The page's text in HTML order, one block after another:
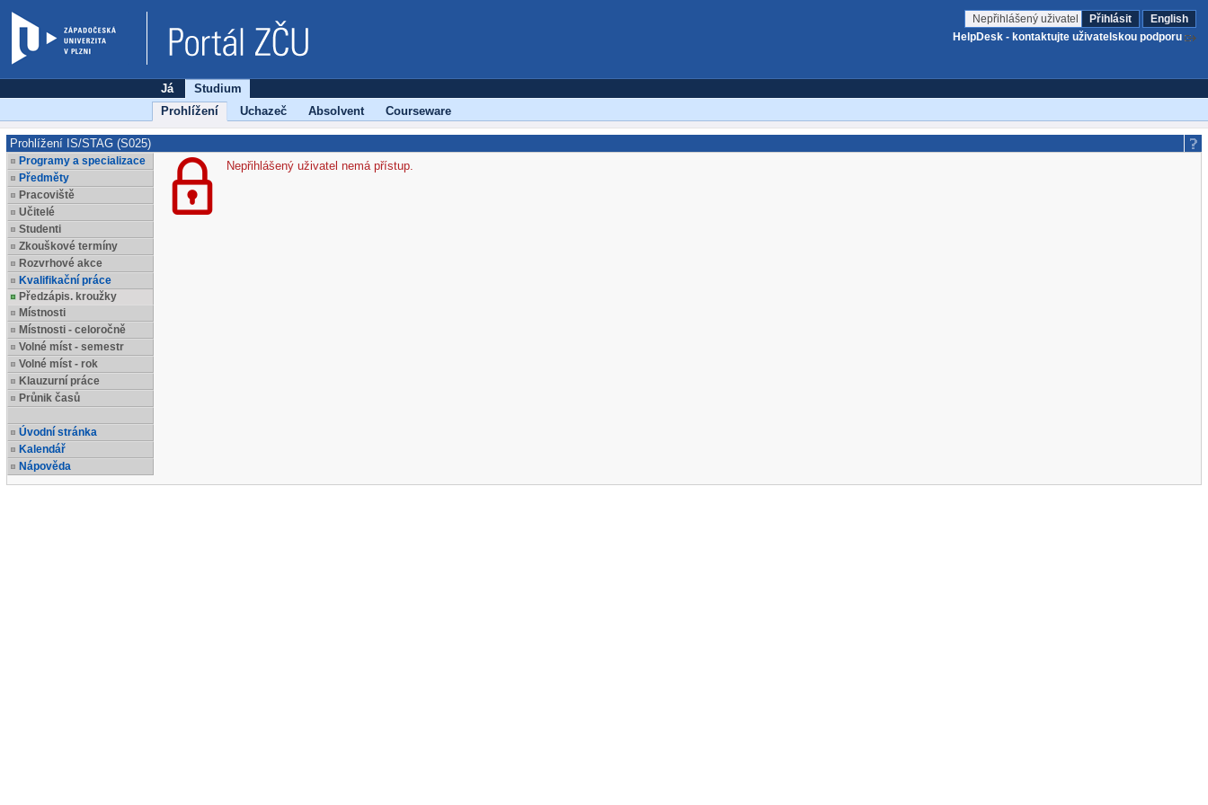
Nepřihlášený uživatel Přihlásit
English
HelpDesk - kontaktujte uživatelskou podporu
Já
Studium
Prohlížení
Uchazeč Absolvent Courseware
Prohlížení IS/STAG (S025)
Programy a specializace
Předměty
Pracoviště
Učitelé
Studenti
Zkouškové termíny
Rozvrhové akce
Kvalifikační práce
Předzápis. kroužky
Místnosti
Místnosti - celoročně
Volné míst - semestr
Volné míst - rok
Klauzurní práce
Průnik časů
Úvodní stránka
Kalendář
Nápověda
Nepřihlášený uživatel nemá přístup.